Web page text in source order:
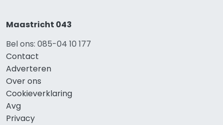
Maastricht 043
Bel ons: 085-04 10 177
Contact
Adverteren
Over ons
Cookieverklaring
Avg
Privacy